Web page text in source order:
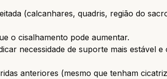
(calcanhares, quadris, região do
o cisalhamento pode aumentar.
necessidade de suporte mais estável e
anteriores (mesmo que tenham